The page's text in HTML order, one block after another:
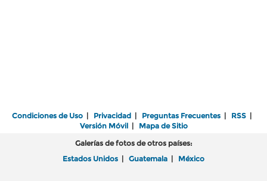
Condiciones de Uso | Privacidad | Preguntas Frecuentes | RSS |
Versión Móvil| Mapa de Sitio
Galerías de fotos de otros países:
Estados Unidos | Guatemala | México